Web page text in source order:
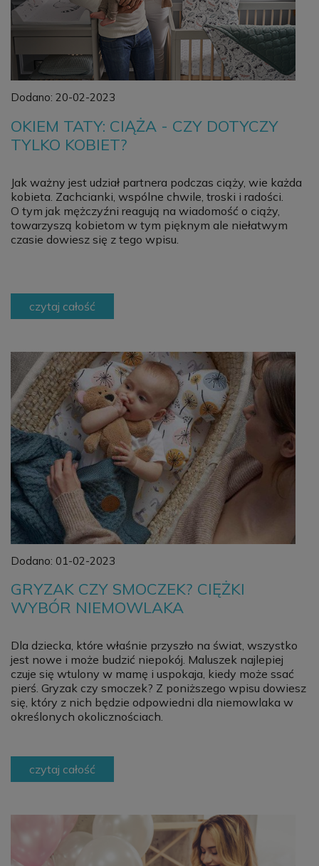
Dodano: 20-02-2023
OKIEM TATY: CIĄŻA - CZY DOTYCZY
TYLKO KOBIET?
Jak ważny jest udział partnera podczas ciąży, wie każda
kobieta. Zachcianki, wspólne chwile, troski i radości.
O tym jak mężczyźni reagują na wiadomość o ciąży,
towarzyszą kobietom w tym pięknym ale niełatwym
czasie dowiesz się z tego wpisu.
czytaj całość
Dodano: 01-02-2023
GRYZAK CZY SMOCZEK? CIĘŻKI
WYBÓR NIEMOWLAKA
Dla dziecka, które właśnie przyszło na świat, wszystko
jest nowe i może budzić niepokój. Maluszek najlepiej
czuje się wtulony w mamę i uspokaja, kiedy może ssać
pierś. Gryzak czy smoczek? Z poniższego wpisu dowiesz
się, który z nich będzie odpowiedni dla niemowlaka w
określonych okolicznościach.
czytaj całość